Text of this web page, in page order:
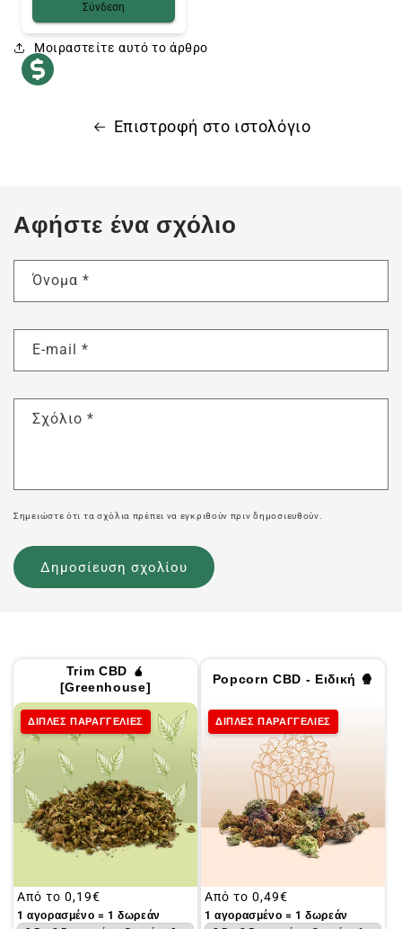
Μοιραστείτε αυτό το άρθρο
Επιστροφή στο ιστολόγιο
Αφήστε ένα σχόλιο
Όνομα *
E-mail *
Σχόλιο *
Σημειώστε ότι τα σχόλια πρέπει να εγκριθούν πριν δημοσιευθούν.
Trim CBD 🧉
[Greenhouse]
ΔΙΠΛΕΣ ΠΑΡΑΓΓΕΛΙΕΣ
Συνήθης
τιμή
Από το 0,19€
1 αγορασμένο = 1 δωρεάν
Popcorn CBD - Ειδική 🍿
ΔΙΠΛΕΣ ΠΑΡΑΓΓΕΛΙΕΣ
Συνήθης
τιμή
Από το 0,49€
1 αγορασμένο = 1 δωρεάν
Σύνδεση